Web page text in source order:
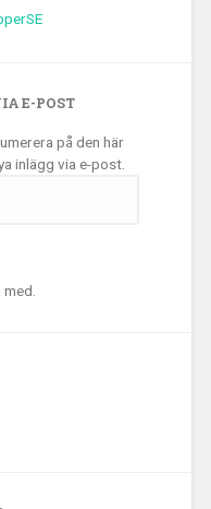
E-POST
på den här
inlägg via e-post.